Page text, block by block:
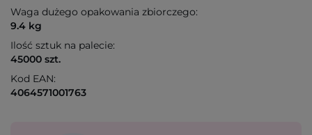
Waga dużego opakowania zbiorczego:
9.4 kg
Ilość sztuk na palecie:
45000 szt.
Kod EAN:
4064571001763